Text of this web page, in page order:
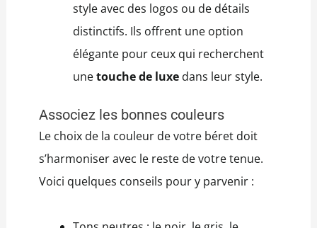
style avec des logos ou de détails
distinctifs. Ils offrent une option
élégante pour ceux qui recherchent
unetouche de luxedans leur style.
Associez les bonnes couleurs
Le choix de la couleur de votre béret doit
s’harmoniser avec le reste de votre tenue.
Voici quelques conseils pour y parvenir :